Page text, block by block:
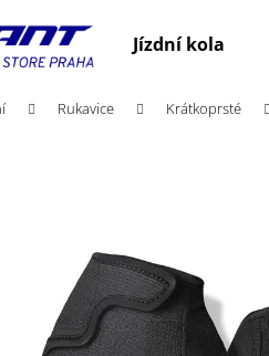
Jízdní kola
Rukavice Krátkoprsté